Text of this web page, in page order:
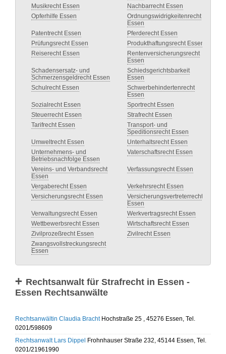
Musikrecht Essen
Nachbarrecht Essen
Opferhilfe Essen
Ordnungswidrigkeitenrecht
Essen
Patentrecht Essen
Pferderecht Essen
Prüfungsrecht Essen
Produkthaftungsrecht Essen
Reiserecht Essen
Rentenversicherungsrecht
Essen
Schadensersatz- und
Schmerzensgeldrecht Essen
Schiedsgerichtsbarkeit
Essen
Schulrecht Essen
Schwerbehindertenrecht
Essen
Sozialrecht Essen
Sportrecht Essen
Steuerrecht Essen
Strafrecht Essen
Tarifrecht Essen
Transport- und
Speditionsrecht Essen
Umweltrecht Essen
Unterhaltsrecht Essen
Unternehmens- und
Betriebsnachfolge Essen
Vaterschaftsrecht Essen
Vereins- und Verbandsrecht
Essen
Verfassungsrecht Essen
Vergaberecht Essen
Verkehrsrecht Essen
Versicherungsrecht Essen
Versicherungsvertreterrecht
Essen
Verwaltungsrecht Essen
Werkvertragsrecht Essen
Wettbewerbsrecht Essen
Wirtschaftsrecht Essen
Zivilprozeßrecht Essen
Zivilrecht Essen
Zwangsvollstreckungsrecht
Essen
Rechtsanwalt für Strafrecht in Essen -
Essen Rechtsanwälte
Rechtsanwältin Claudia BrachtHochstraße 25 , 45276 Essen, Tel.
0201/598609
Rechtsanwalt Lars Dippel
Frohnhauser Straße 232, 45144 Essen, Tel.
0201/21961990